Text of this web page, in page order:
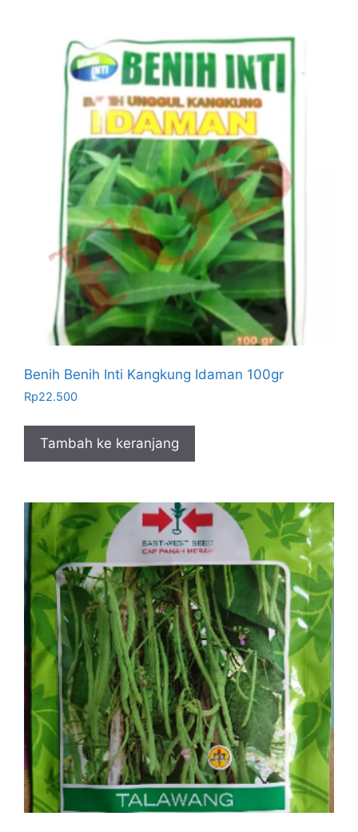
Benih Benih Inti Kangkung Idaman 100gr
Rp22.500
Tambah ke keranjang